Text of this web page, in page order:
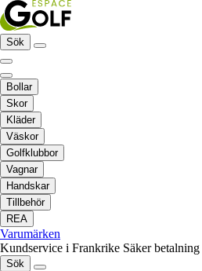
Sök
Bollar
Skor
Kläder
Väskor
Golfklubbor
Vagnar
Handskar
Tillbehör
REA
Varumärken
Kundservice i Frankrike Säker betalning
Sök